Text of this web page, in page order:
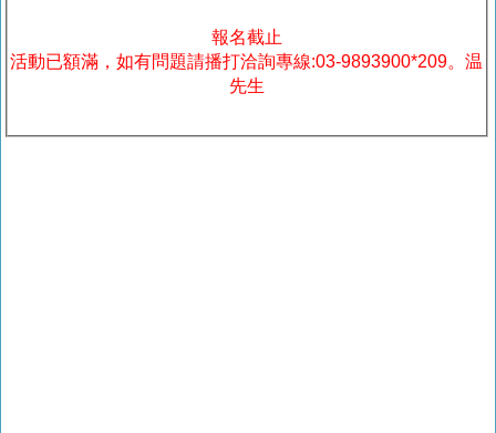
報名截止
活動已額滿，如有問題請播打洽詢專線:03-9893900*209。温
先生